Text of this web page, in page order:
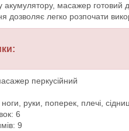
масажер готовий
дозволяє легко розпочати
перкусійний
руки, поперек, плечі,
6
9